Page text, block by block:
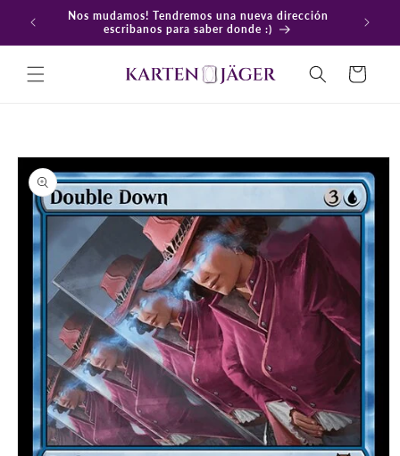
directamenteNos mudamos! Tendremos una nueva dirección
escribanos para saber donde :)
Carrito
directamente
a la
información
del producto